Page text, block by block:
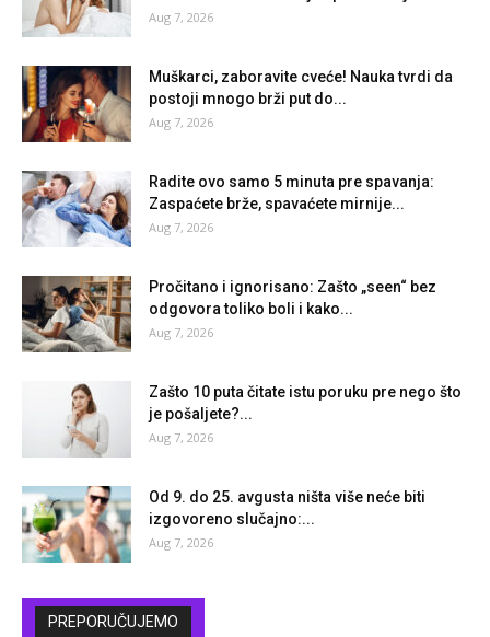
Aug 7, 2026
Muškarci, zaboravite cveće! Nauka tvrdi da
postoji mnogo brži put do...
Aug 7, 2026
Radite ovo samo 5 minuta pre spavanja:
Zaspaćete brže, spavaćete mirnije...
Aug 7, 2026
Pročitano i ignorisano: Zašto „seen“ bez
odgovora toliko boli i kako...
Aug 7, 2026
Zašto 10 puta čitate istu poruku pre nego što
je pošaljete?...
Aug 7, 2026
Od 9. do 25. avgusta ništa više neće biti
izgovoreno slučajno:...
Aug 7, 2026
PREPORUČUJEMO